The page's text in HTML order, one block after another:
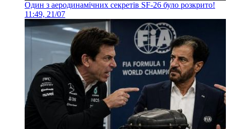
Один з аеродинамічних секретів SF-26 було розкрито!
11:49, 21/07